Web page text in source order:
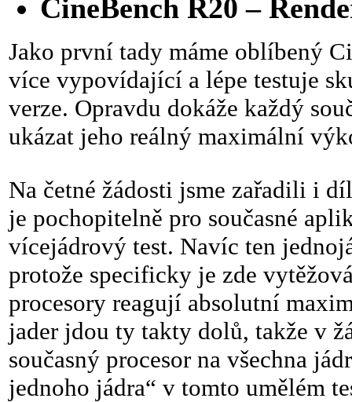
CineBench R20 –
Jako první tady máme oblíbený
více vypovídající a lépe testuje
verze. Opravdu dokáže každý
ukázat jeho reálný maximální
Na četné žádosti jsme zařadili i
je pochopitelně pro současné
vícejádrový test. Navíc ten
protože specificky je zde
procesory reagují absolutní
jader jdou ty takty dolů, takže v
současný procesor na všechna
jednoho jádra“ v tomto umělém